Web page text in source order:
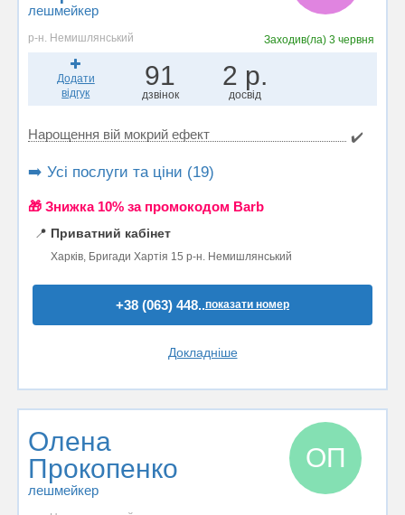
лешмейкер
р-н. Немишлянський Заходив(ла) 3 червня
Додати
відгук
91
дзвінок
2 р.
досвід
Нарощення вій мокрий ефект ✔️
➡️ Усі послуги та ціни (19)
🎁 Знижка 10% за промокодом Barb
📍 Приватний кабінет
Харків, Бригади Хартія 15 р-н. Немишлянський
+38 (063) 448..показати номер
Докладніше
Олена
Прокопенко
лешмейкер
ОП